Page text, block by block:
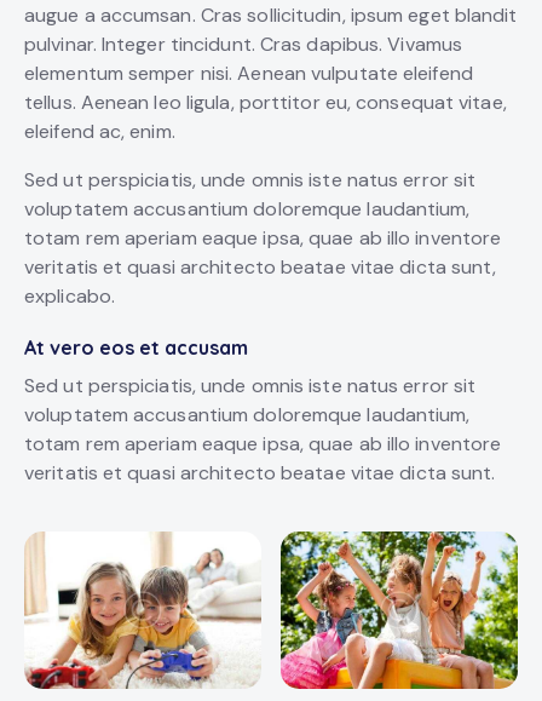
augue a accumsan. Cras sollicitudin, ipsum eget blandit
pulvinar. Integer tincidunt. Cras dapibus. Vivamus
elementum semper nisi. Aenean vulputate eleifend
tellus. Aenean leo ligula, porttitor eu, consequat vitae,
eleifend ac, enim.
Sed ut perspiciatis, unde omnis iste natus error sit
voluptatem accusantium doloremque laudantium,
totam rem aperiam eaque ipsa, quae ab illo inventore
veritatis et quasi architecto beatae vitae dicta sunt,
explicabo.
At vero eos et accusam
Sed ut perspiciatis, unde omnis iste natus error sit
voluptatem accusantium doloremque laudantium,
totam rem aperiam eaque ipsa, quae ab illo inventore
veritatis et quasi architecto beatae vitae dicta sunt.